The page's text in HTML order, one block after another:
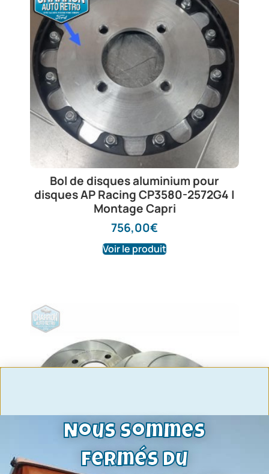
Bol de disques aluminium pour
disques AP Racing CP3580-2572G4 |
Montage Capri
756,00€
Voir le produit
Nous sommes
fermés du